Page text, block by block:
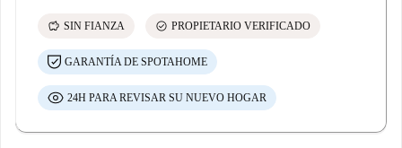
savings SIN FIANZA check_circle PROPIETARIO VERIFICADO
GARANTÍA DE SPOTAHOME
24H PARA REVISAR SU NUEVO HOGAR